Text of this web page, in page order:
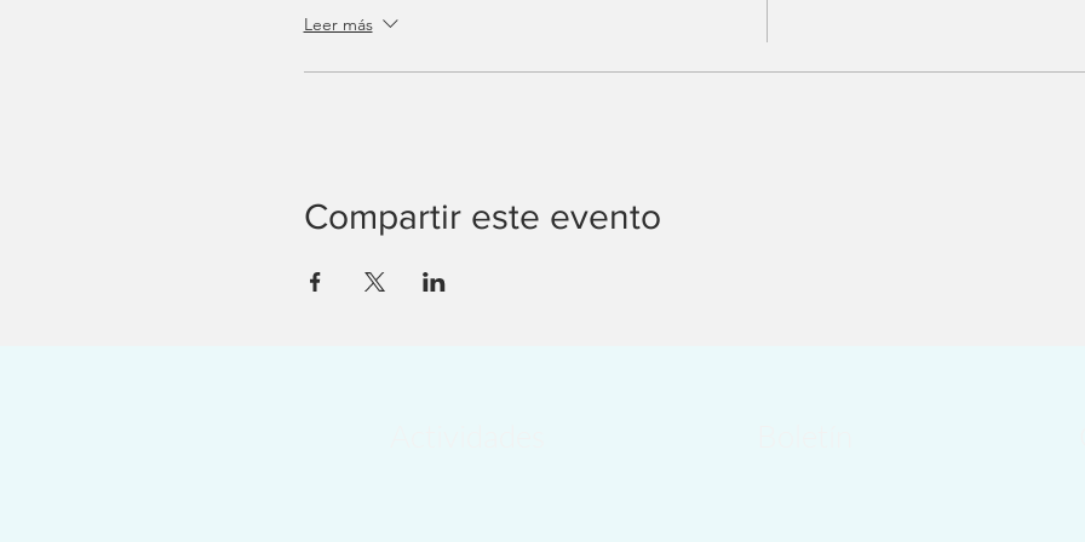
Leer más
Compartir este evento